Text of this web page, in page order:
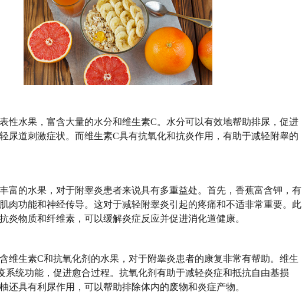
性水果，富含大量的水分和维生素C。水分可以有效地帮助排尿，促进
尿道刺激症状。而维生素C具有抗氧化和抗炎作用，有助于减轻附睾的
富的水果，对于附睾炎患者来说具有多重益处。首先，香蕉富含钾，有
肉功能和神经传导。这对于减轻附睾炎引起的疼痛和不适非常重要。此
炎物质和纤维素，可以缓解炎症反应并促进消化道健康。
维生素C和抗氧化剂的水果，对于附睾炎患者的康复非常有帮助。维生
系统功能，促进愈合过程。抗氧化剂有助于减轻炎症和抵抗自由基损
还具有利尿作用，可以帮助排除体内的废物和炎症产物。